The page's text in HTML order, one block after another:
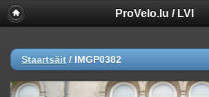
ProVelo.lu / LVI
Staartsäit / IMGP0382